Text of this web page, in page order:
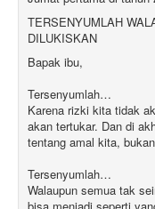
TERSENYUMLAH
DILUKISKAN
Bapak ibu,
Tersenyumlah…
Karena rizki kita tidak
akan tertukar. Dan di
tentang amal kita,
Tersenyumlah…
Walaupun semua tak